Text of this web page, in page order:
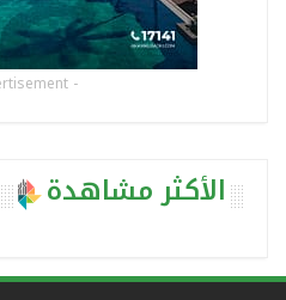
-
الأكثر مشاهدة